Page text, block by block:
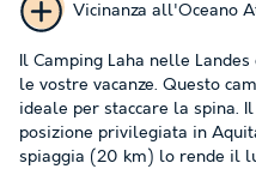
Vicinanza all'Oceano
Il Camping Laha nelle
le vostre vacanze. Questo
ideale per staccare la spina.
posizione privilegiata in
spiaggia (20 km) lo rende il